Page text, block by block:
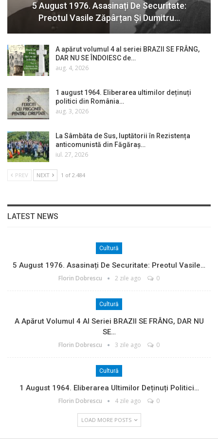
5 August 1976. Asasinați De Securitate:
Preotul Vasile Zăpârțan Și Dumitru…
A apărut volumul 4 al seriei BRAZII SE FRÂNG,
DAR NU SE ÎNDOIESC de…
aug. 4, 2026
1 august 1964. Eliberarea ultimilor deținuți
politici din România…
aug. 3, 2026
La Sâmbăta de Sus, luptătorii în Rezistența
anticomunistă din Făgăraș…
iul. 27, 2026
PREV NEXT 1 of 2.484
LATEST NEWS
Cultură
5 August 1976. Asasinați De Securitate: Preotul Vasile…
Florin Dobrescu 2 zile ago 0
Cultură
A Apărut Volumul 4 Al Seriei BRAZII SE FRÂNG, DAR NU
SE…
Florin Dobrescu 3 zile ago 0
Cultură
1 August 1964. Eliberarea Ultimilor Deținuți Politici…
Florin Dobrescu 4 zile ago 0
LOAD MORE POSTS